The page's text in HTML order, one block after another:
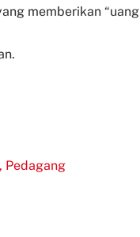
memberikan “uang
Pedagang